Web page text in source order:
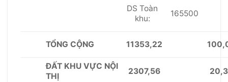
DS Toàn
khu:
165500
TỔNG CỘNG 11353,22
ĐẤT KHU VỰC NỘI
THỊ
2307,56 20,3